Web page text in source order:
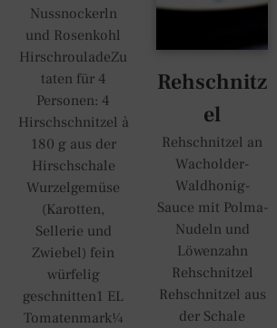
Nussnockerln
und Rosenkohl
HirschrouladeZu
taten für 4
Personen: 4
Hirschschnitzel à
180 g aus der
Hirschschale
Wurzelgemüse
(Karotten,
Sellerie und
Zwiebel) fein
würfelig
geschnitten1 EL
Tomatenmark¼
Rehschnitz
el
Rehschnitzel an
Wacholder-
Waldhonig-
Sauce mit Polma-
Nudeln und
Löwenzahn
Rehschnitzel
Rehschnitzel aus
der Schale